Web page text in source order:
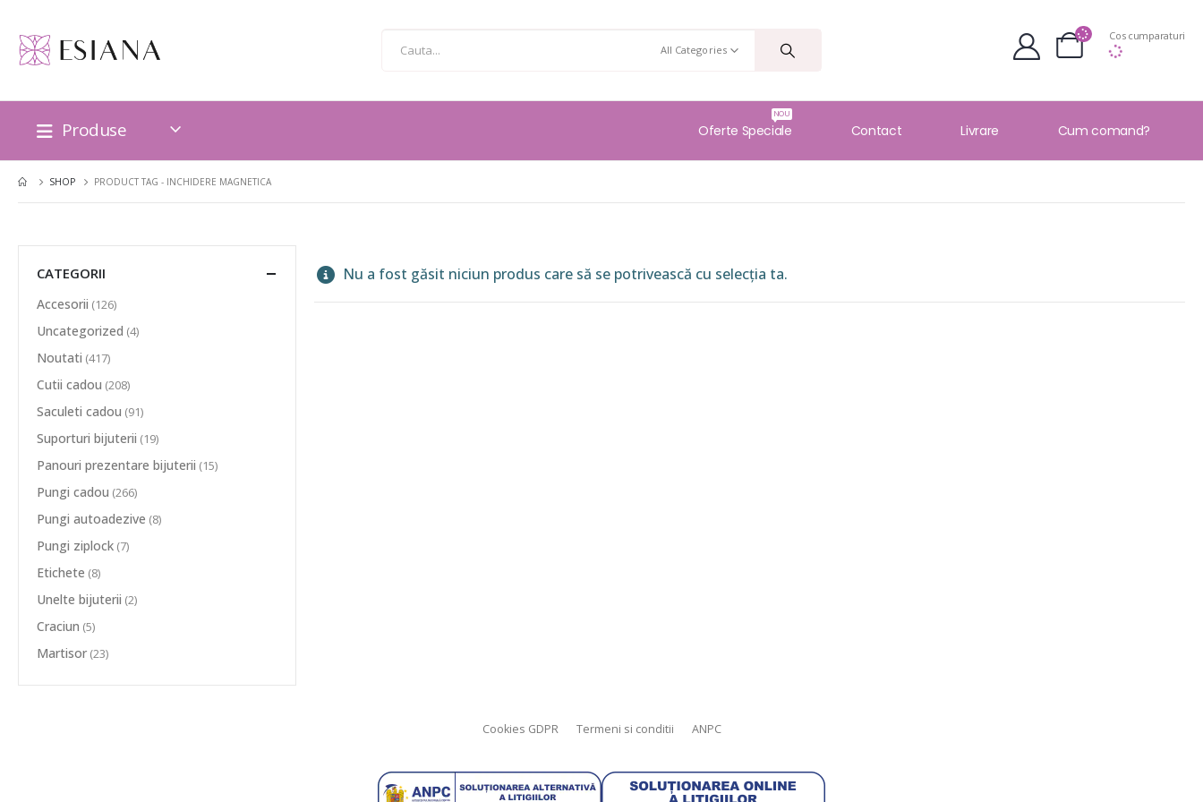
All Categories
Cos cumparaturi
Produse Oferte Speciale
NOU
Contact Livrare Cum comand?
SHOP PRODUCT TAG - INCHIDERE MAGNETICA
Nu a fost găsit niciun produs care să se potrivească cu selecția ta.
CATEGORII
Accesorii (126)
Uncategorized (4)
Noutati (417)
Cutii cadou (208)
Saculeti cadou (91)
Suporturi bijuterii (19)
Panouri prezentare bijuterii (15)
Pungi cadou (266)
Pungi autoadezive (8)
Pungi ziplock (7)
Etichete (8)
Unelte bijuterii (2)
Craciun (5)
Martisor (23)
Cookies GDPR Termeni si conditii ANPC